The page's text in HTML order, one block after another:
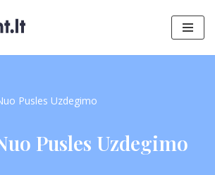
Pusles Uzdegimo
Pusles Uzdegimo